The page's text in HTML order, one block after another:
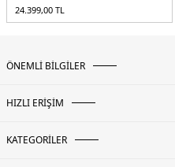
24.399,00 TL
ÖNEMLİ BİLGİLER
HIZLI ERİŞİM
KATEGORİLER